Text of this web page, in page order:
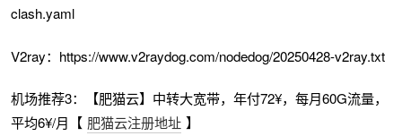
clash.yaml
V2ray：https://www.v2raydog.com/nodedog/20250428-v2ray.txt
机场推荐3：【肥猫云】中转大宽带，年付72¥，每月60G流量，
平均6¥/月【 肥猫云注册地址 】